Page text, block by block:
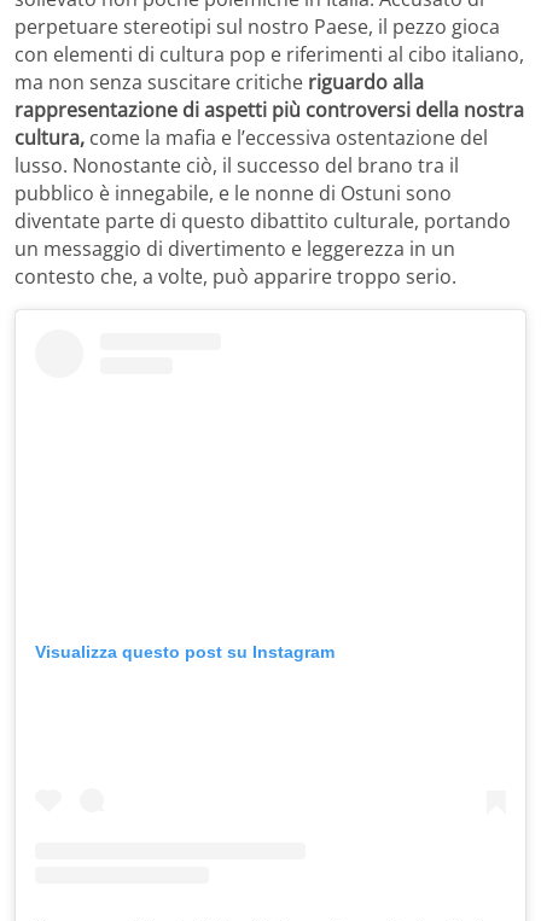
perpetuare stereotipi sul nostro Paese, il pezzo gioca
con elementi di cultura pop e riferimenti al cibo italiano,
ma non senza suscitare critiche riguardo alla
rappresentazione di aspetti più controversi della nostra
cultura, come la mafia e l’eccessiva ostentazione del
lusso. Nonostante ciò, il successo del brano tra il
pubblico è innegabile, e le nonne di Ostuni sono
diventate parte di questo dibattito culturale, portando
un messaggio di divertimento e leggerezza in un
contesto che, a volte, può apparire troppo serio.
Visualizza questo post su Instagram